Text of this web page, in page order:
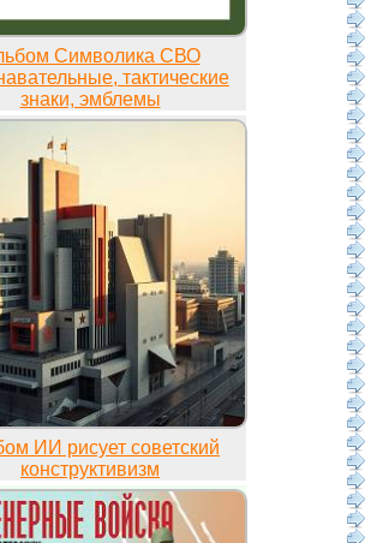
Символика СВО
тактические
знаки, эмблемы
ИИ рисует советский
конструктивизм